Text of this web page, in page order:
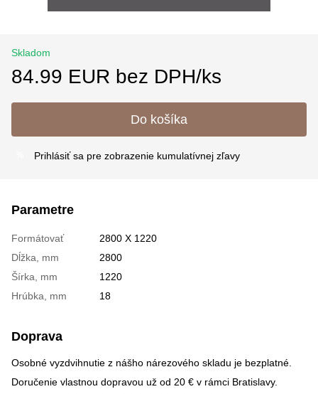
Skladom
84.99 EUR bez DPH/ks
Do košíka
Prihlásiť sa pre zobrazenie kumulatívnej zľavy
Parametre
Formátovať
2800 X 1220
Dĺžka, mm
2800
Šírka, mm
1220
Hrúbka, mm
18
Doprava
Osobné vyzdvihnutie z nášho nárezového skladu je bezplatné.
Doručenie vlastnou dopravou už od 20 € v rámci Bratislavy.